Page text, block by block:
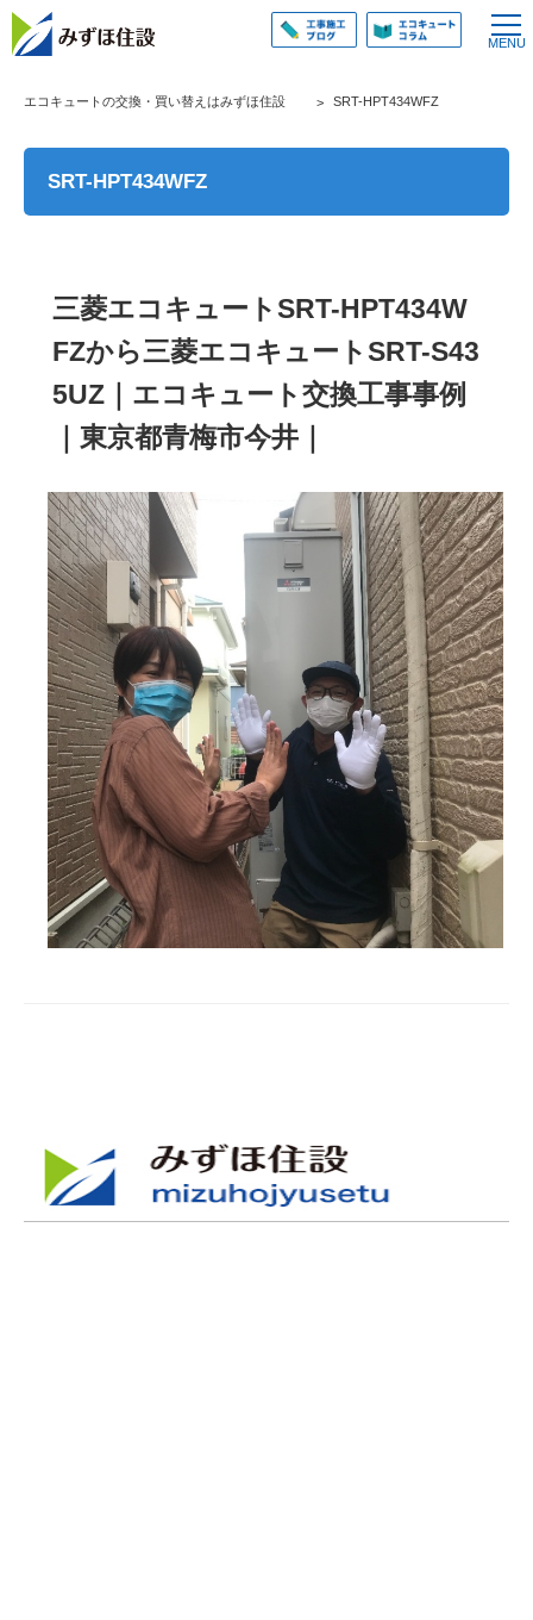
エコキュートの交換・買い替えはみずほ住設 SRT-HPT434WFZ
SRT-HPT434WFZ
三菱エコキュートSRT-HPT434W
FZから三菱エコキュートSRT-S43
5UZ｜エコキュート交換工事事例
｜東京都青梅市今井｜